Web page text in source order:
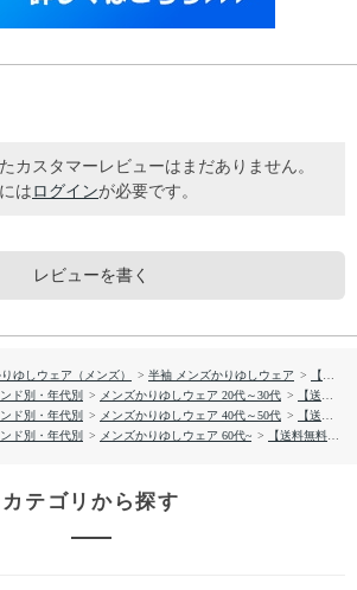
カスタマーレビューはまだありません。
は ログインが必要です。
レビューを書く
ゆしウェア（メンズ） > 半袖 メンズかりゆしウェア >
【送料無料】クロトンガーデン柄 かりゆしウェア GEM14013H
ド別・年代別 > メンズかりゆしウェア 20代～30代 >
【送料無料】クロトンガーデン柄 かりゆしウェア GEM14013H
ド別・年代別 > メンズかりゆしウェア 40代～50代 >
【送料無料】クロトンガーデン柄 かりゆしウェア GEM14013H
ド別・年代別 > メンズかりゆしウェア 60代~ > 【送料無料】クロトンガーデン柄 かりゆしウェア GEM14013H
カテゴリから探す